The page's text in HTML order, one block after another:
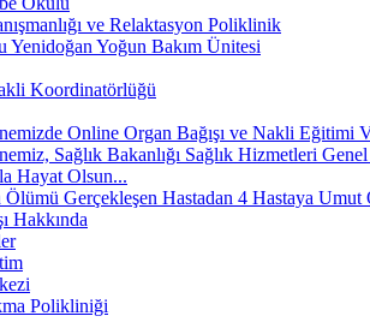
ve Relaktasyon Poliklinik
Yenidoğan Yoğun Bakım Ünitesi
Koordinatörlüğü
Online Organ Bağışı ve Nakli Eğitimi
Sağlık Bakanlığı Sağlık Hizmetleri
Hayat Olsun...
Gerçekleşen Hastadan 4 Hastaya
Hakkında
Polikliniği